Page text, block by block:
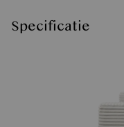
Specificatie